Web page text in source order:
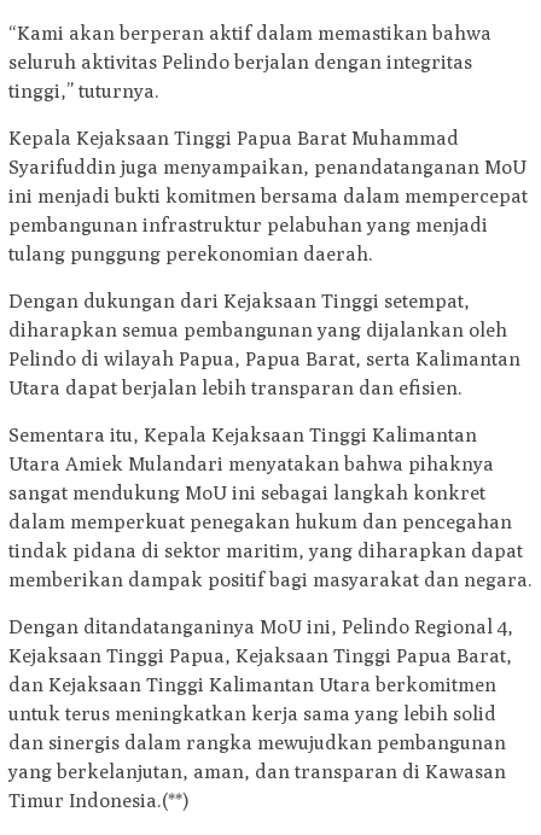
“Kami akan berperan aktif dalam memastikan bahwa
seluruh aktivitas Pelindo berjalan dengan integritas
tinggi,” tuturnya.
Kepala Kejaksaan Tinggi Papua Barat Muhammad
Syarifuddin juga menyampaikan, penandatanganan MoU
ini menjadi bukti komitmen bersama dalam mempercepat
pembangunan infrastruktur pelabuhan yang menjadi
tulang punggung perekonomian daerah.
Dengan dukungan dari Kejaksaan Tinggi setempat,
diharapkan semua pembangunan yang dijalankan oleh
Pelindo di wilayah Papua, Papua Barat, serta Kalimantan
Utara dapat berjalan lebih transparan dan efisien.
Sementara itu, Kepala Kejaksaan Tinggi Kalimantan
Utara Amiek Mulandari menyatakan bahwa pihaknya
sangat mendukung MoU ini sebagai langkah konkret
dalam memperkuat penegakan hukum dan pencegahan
tindak pidana di sektor maritim, yang diharapkan dapat
memberikan dampak positif bagi masyarakat dan negara.
Dengan ditandatanganinya MoU ini, Pelindo Regional 4,
Kejaksaan Tinggi Papua, Kejaksaan Tinggi Papua Barat,
dan Kejaksaan Tinggi Kalimantan Utara berkomitmen
untuk terus meningkatkan kerja sama yang lebih solid
dan sinergis dalam rangka mewujudkan pembangunan
yang berkelanjutan, aman, dan transparan di Kawasan
Timur Indonesia.(**)